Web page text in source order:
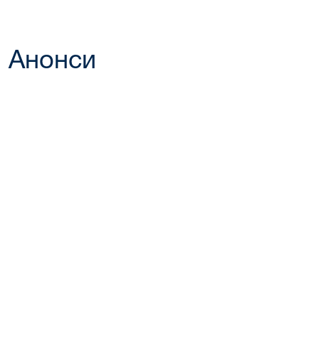
Анонси